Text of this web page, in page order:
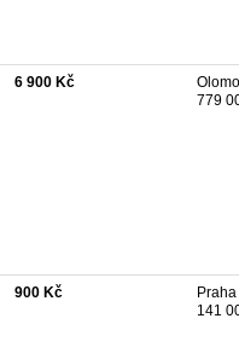
6 900 Kč
779
900 Kč
141